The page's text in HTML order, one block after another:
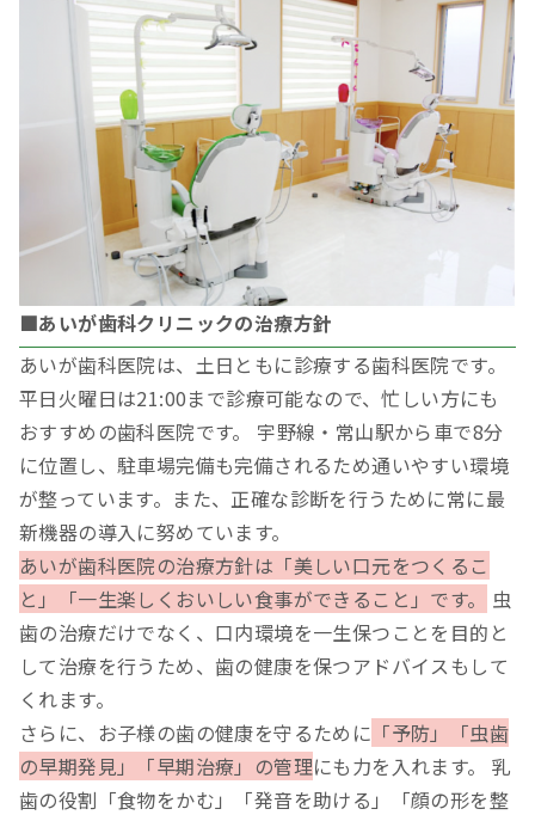
■あいが歯科クリニックの治療方針
あいが歯科医院は、土日ともに診療する歯科医院です。
平日火曜日は21:00まで診療可能なので、忙しい方にも
おすすめの歯科医院です。 宇野線・常山駅から車で8分
に位置し、駐車場完備も完備されるため通いやすい環境
が整っています。また、正確な診断を行うために常に最
新機器の導入に努めています。
あいが歯科医院の治療方針は「美しい口元をつくるこ
と」「一生楽しくおいしい食事ができること」です。
虫
歯の治療だけでなく、口内環境を一生保つことを目的と
して治療を行うため、歯の健康を保つアドバイスもして
くれます。
さらに、お子様の歯の健康を守るために 「予防」「虫歯
の早期発見」「早期治療」の管理にも力を入れます。 乳
歯の役割「食物をかむ」「発音を助ける」「顔の形を整